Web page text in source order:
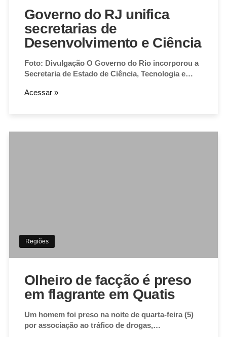
Governo do RJ unifica
secretarias de
Desenvolvimento e Ciência
Foto: Divulgação O Governo do Rio incorporou a
Secretaria de Estado de Ciência, Tecnologia e…
Acessar »
Regiões
Olheiro de facção é preso
em flagrante em Quatis
Um homem foi preso na noite de quarta-feira (5)
por associação ao tráfico de drogas,…